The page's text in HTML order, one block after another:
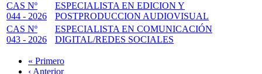
CAS Nº
044 - 2026
ESPECIALISTA EN EDICION Y
POSTPRODUCCION AUDIOVISUAL
CAS Nº
043 - 2026
ESPECIALISTA EN COMUNICACIÓN
DIGITAL/REDES SOCIALES
Primera
página
« Primero
Página
‹ Anterior